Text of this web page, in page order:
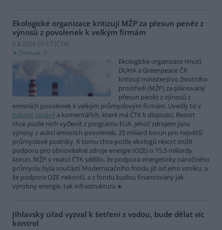
Ekologické organizace kritizují MŽP za přesun peněz z
výnosů z povolenek k velkým firmám
6.8.2026 01:17 (ČTK)
Diskuse: 9
Ekologické organizace Hnutí
DUHA a Greenpeace ČR
kritizují ministerstvo životního
prostředí (MŽP) za plánovaný
přesun peněz z výnosů z
emisních povolenek k velkým průmyslovým firmám. Uvedly to v
tiskové zprávě a komentářích, které má ČTK k dispozici. Resort
chce podle nich vyčlenit z programu EUA, jehož zdrojem jsou
výnosy z aukcí emisních povolenek, 25 miliard korun pro největší
průmyslové podniky. K tomu chce podle ekologů resort snížit
podporu pro obnovitelné zdroje energie (OZE) o 15,5 miliardy
korun. MŽP v reakci ČTK sdělilo, že podpora energeticky náročného
průmyslu byla součástí Modernizačního fondu již od jeho vzniku, a
že podpora OZE nekončí, a z fondu budou financovány jak
výrobny energie, tak infrastruktura.
Jihlavský úřad vyzval k šetření s vodou, bude dělat víc
kontrol